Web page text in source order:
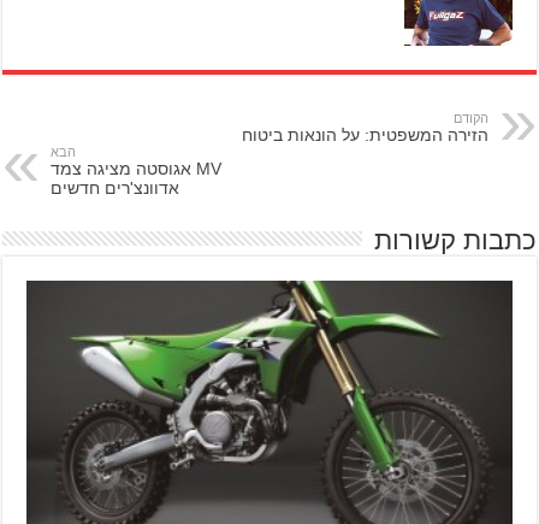
הקודם
הזירה המשפטית: על הונאות ביטוח
הבא
MV אגוסטה מציגה צמד
אדוונצ'רים חדשים
כתבות קשורות